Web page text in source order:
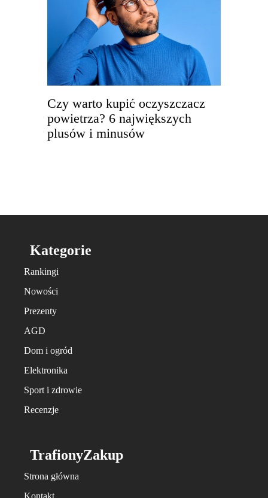
Czy warto kupić oczyszczacz
powietrza? 6 największych
plusów i minusów
Kategorie
Rankingi
Nowości
Prezenty
AGD
Dom i ogród
Elektronika
Sport i zdrowie
Recenzje
TrafionyZakup
Strona główna